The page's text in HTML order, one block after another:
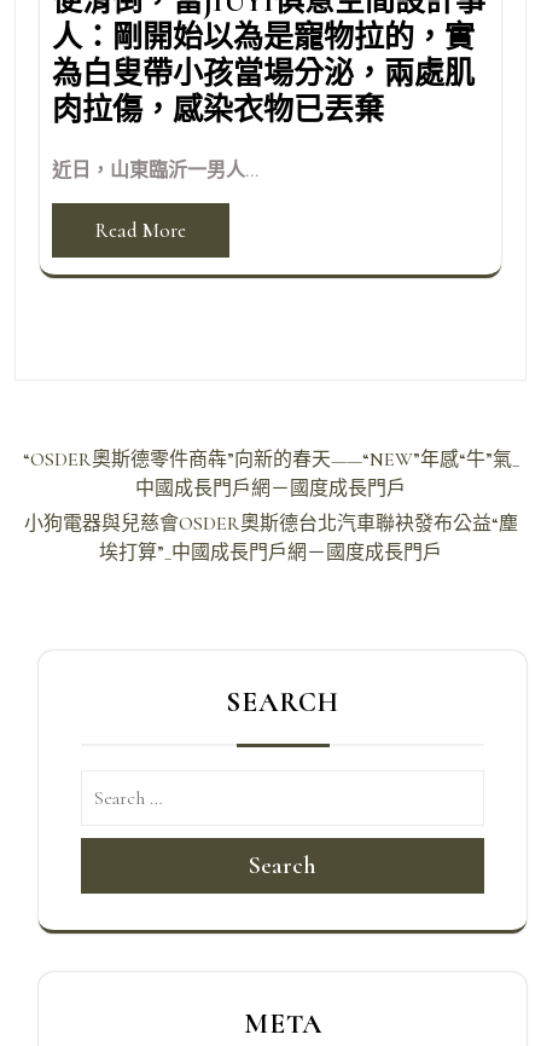
人：剛開始以為是寵物拉的，實
為白叟帶小孩當場分泌，兩處肌
肉拉傷，感染衣物已丟棄
近日，山東臨沂一男人...
Read More
文
導
“OSDER奧斯德零件商犇”向新的春天——“NEW”年感“牛”氣_
中國成長門戶網－國度成長門戶
小狗電器與兒慈會OSDER奧斯德台北汽車聯袂發布公益“塵
埃打算”_中國成長門戶網－國度成長門戶
SEARCH
Search
META